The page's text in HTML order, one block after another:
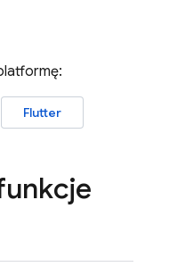
Flutter